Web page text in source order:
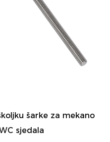
šarke za mekano
sjedala